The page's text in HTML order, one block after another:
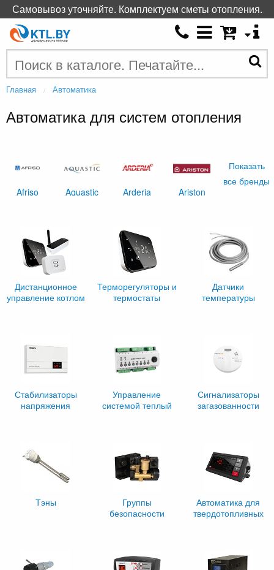
Главная Автоматика
Автоматика для систем отопления
Afriso Aquastic Arderia Ariston
Показать
все бренды
Дистанционное
управление котлом
Терморегуляторы и
термостаты
Датчики
температуры
Стабилизаторы
напряжения
Управление
системой теплый
Сигнализаторы
загазованности
Тэны
Группы
безопасности
Автоматика для
твердотопливных
Самовывоз уточняйте. Комплектуем сметы отопления.